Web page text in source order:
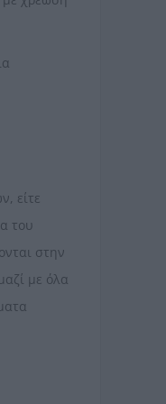
είτε
του
στην
με όλα